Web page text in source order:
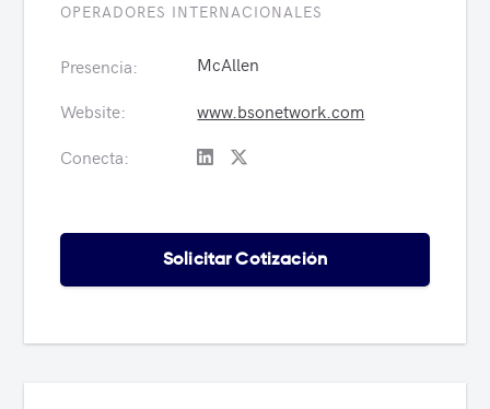
OPERADORES INTERNACIONALES
Presencia:
McAllen
Website:
www.bsonetwork.com
Conecta:
Solicitar Cotización